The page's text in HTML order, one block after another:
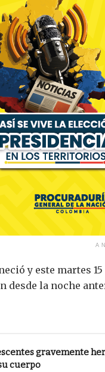
y este martes
desde la noche
gravemente
cuerpo